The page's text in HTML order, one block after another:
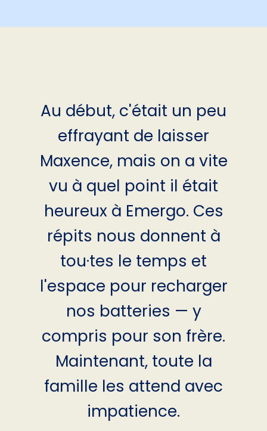
Au début, c'était un peu
effrayant de laisser
Maxence, mais on a vite
vu à quel point il était
heureux à Emergo. Ces
répits nous donnent à
tou·tes le temps et
l'espace pour recharger
nos batteries — y
compris pour son frère.
Maintenant, toute la
famille les attend avec
impatience.